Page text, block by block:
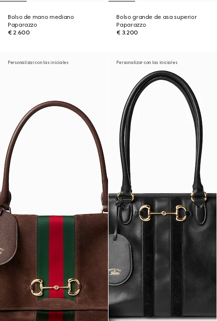
Bolso de mano mediano
Paparazzo
€ 2.600
Bolso grande de asa superior
Paparazzo
€ 3.200
Personalizar con las iniciales Personalizar con las iniciales